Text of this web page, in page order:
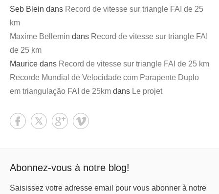
Seb Blein dans Record de vitesse sur triangle FAI de 25
km
Maxime Bellemin dans Record de vitesse sur triangle FAI
de 25 km
Maurice dans Record de vitesse sur triangle FAI de 25 km
Recorde Mundial de Velocidade com Parapente Duplo
em triangulação FAI de 25km dans Le projet
Abonnez-vous à notre blog!
Saisissez votre adresse email pour vous abonner à notre